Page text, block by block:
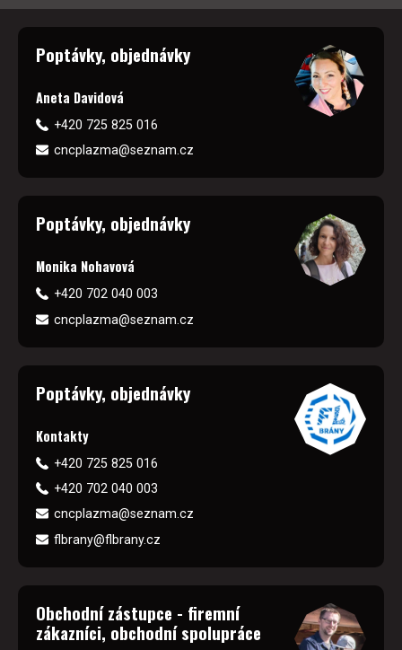
Poptávky, objednávky
Aneta Davidová
+420 725 825 016
cncplazma@seznam.cz
Poptávky, objednávky
Monika Nohavová
+420 702 040 003
cncplazma@seznam.cz
Poptávky, objednávky
Kontakty
+420 725 825 016
+420 702 040 003
cncplazma@seznam.cz
flbrany@flbrany.cz
Obchodní zástupce - firemní
zákazníci, obchodní spolupráce